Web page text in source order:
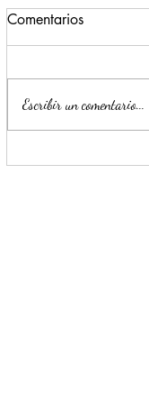
Impulsa Mijes
Comentarios
Escribir un comentario...